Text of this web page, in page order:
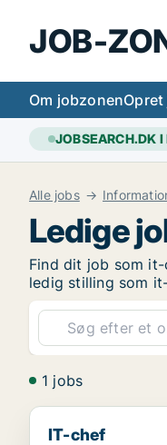
JOB-
Om jobzonen
JOBSEARCH.DK I
Alle jobs
Ledige
Find dit job som it-
ledig stilling som
1 jobs
IT-chef
IT-chef